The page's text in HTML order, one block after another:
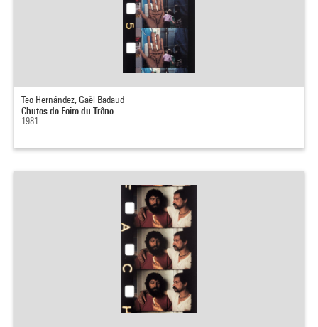
Teo Hernández, Gaël Badaud
Chutes de Foire du Trône
1981